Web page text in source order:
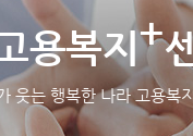
채용정보
재정보
련사이트
공지사항
홍보/보
용복지+
웃는 행복한 나라 고용복지